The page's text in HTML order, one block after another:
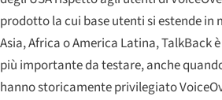
prodotto la cui base utenti si estende in
Asia, Africa o America Latina, TalkBack
più importante da testare, anche
hanno storicamente privilegiato